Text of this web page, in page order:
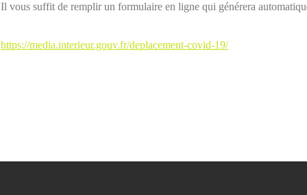
Il vous suffit de remplir un formulaire en ligne qui générera
https://media.interieur.gouv.fr/deplacement-covid-19/